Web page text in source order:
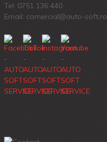
Tel: 0751 136 440
Email: comercial@auto-soft.ro